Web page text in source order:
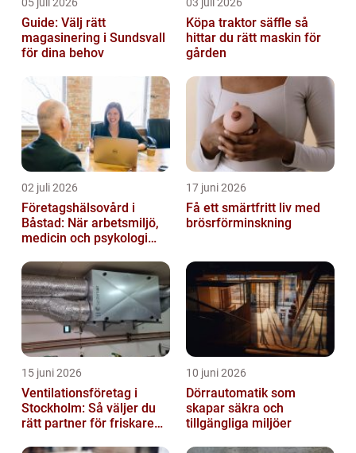
Guide: Välj rätt
magasinering i Sundsvall
för dina behov
Köpa traktor säffle så
hittar du rätt maskin för
gården
02 juli 2026
Företagshälsovård i
Båstad: När arbetsmiljö,
medicin och psykologi
17 juni 2026
Få ett smärtfritt liv med
brösrförminskning
15 juni 2026
Ventilationsföretag i
Stockholm: Så väljer du
rätt partner för friskare
10 juni 2026
Dörrautomatik som
skapar säkra och
tillgängliga miljöer